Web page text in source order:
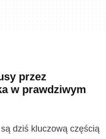
przez
w prawdziwym
dziś kluczową częścią